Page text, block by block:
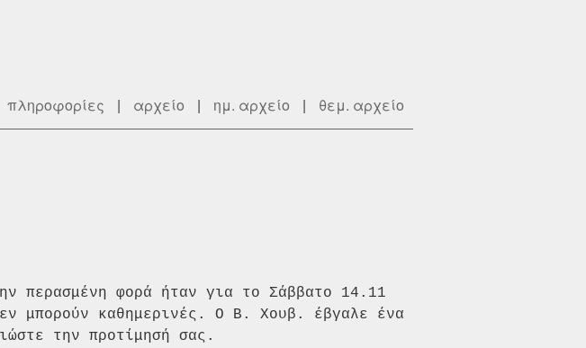
πληροφορίες | αρχείο | ημ. αρχείο | θεμ. αρχείο
περασμένη φορά ήταν για το Σάββατο 14.11
μπορούν καθημερινές. Ο Β. Χουβ. έβγαλε ένα
την προτίμησή σας.